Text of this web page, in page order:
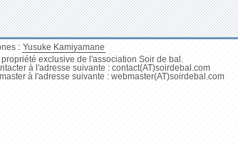
: Yusuke Kamiyamane
exclusive de l'association Soir de bal.
à l'adresse suivante : contact(AT)soirdebal.com
à l'adresse suivante : webmaster(AT)soirdebal.com